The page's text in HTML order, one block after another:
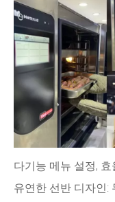
다기능 메뉴 설정,
유연한 선반 디자인: